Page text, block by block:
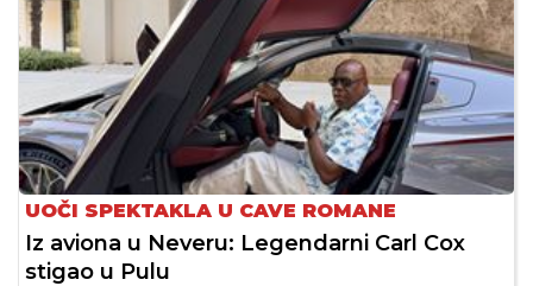
UOČI SPEKTAKLA U CAVE ROMANE
Iz aviona u Neveru: Legendarni Carl Cox
stigao u Pulu